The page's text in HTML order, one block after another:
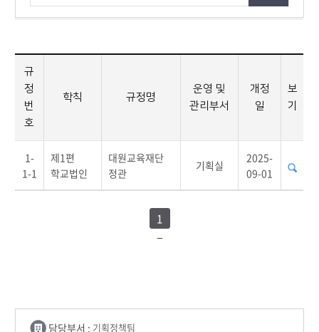
규
정
번
호
학칙 규정명
운영 및
관리부서
개정
일
보
기
1-
1-1
제1편
학교법인
대원교육재단
정관
기획실
2025-
09-01
1
담당부서 : 기획정책팀